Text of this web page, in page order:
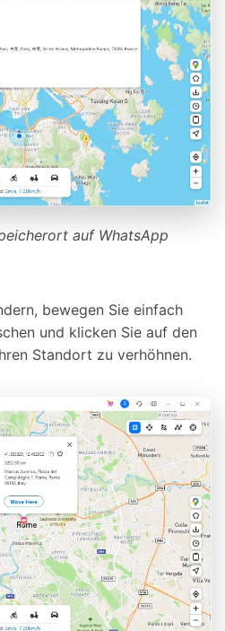
auf WhatsApp
bewegen Sie einfach
und klicken Sie auf den
Standort zu verhöhnen.